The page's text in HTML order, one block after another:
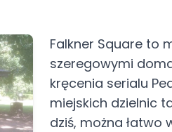
Falkner Square to
szeregowymi
kręcenia serialu
miejskich dzielnic
dziś, można łatwo